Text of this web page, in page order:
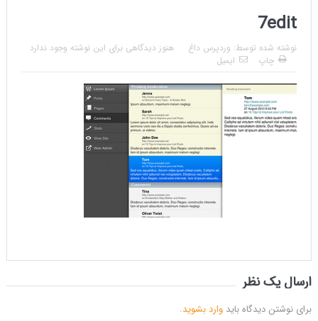
7edit
نوشته شده توسط: وردپرس داغ
هنوز دیدگاهی برای این نوشته وجود ندارد
چاپ
ایمیل
ارسال یک نظر
برای نوشتن دیدگاه باید وارد بشوید.